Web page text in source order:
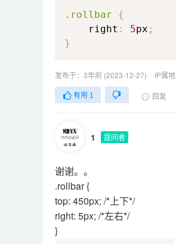
.rollbar
{
right : 5px ;
}
发布于：3年前 (2023-12-27) IP属
有用 1 回复
1 提问者
谢谢。。
.rollbar {
top: 450px; /*上下*/
right: 5px; /*左右*/
}